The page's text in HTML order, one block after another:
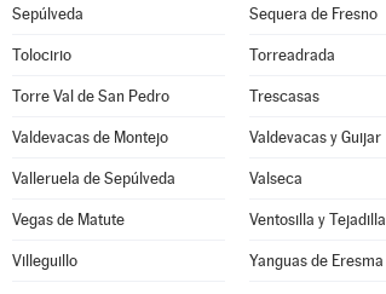
Sepúlveda Sequera de Fresno
Tolocirio Torreadrada
Torre Val de San Pedro Trescasas
Valdevacas de Montejo Valdevacas y Guijar
Valleruela de Sepúlveda Valseca
Vegas de Matute Ventosilla y Tejadilla
Villeguillo Yanguas de Eresma